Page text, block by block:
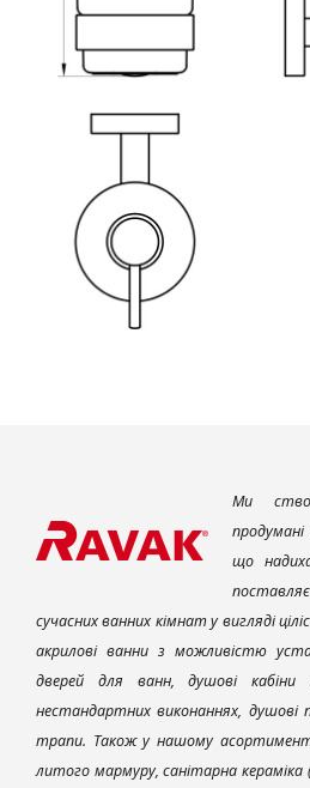
Ми
що
сучасних ванних кімнат у вигляді
акрилові ванни з можливістю
дверей для ванн, душові
нестандартних виконаннях, душові
трапи. Також у нашому
литого мармуру, санітарна кераміка